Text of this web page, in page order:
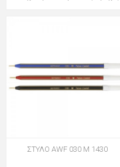
ΣΤΥΛΟ AWF 030 M 1430